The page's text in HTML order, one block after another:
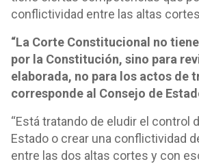
conflictividad entre las altas
“La Corte Constitucional no
por la Constitución, sino para
elaborada, no para los actos de
corresponde al Consejo de
“Está tratando de eludir el control
Estado o crear una conflictividad
entre las dos altas cortes y con